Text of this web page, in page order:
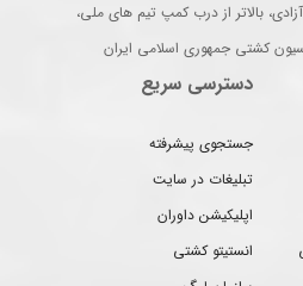
بالاتر از درب کمپ تیم های ملی،
کشتی جمهوری اسلامی ایران
دسترسی سریع
جستجوی پیشرفته
تبلیغات در سایت
اپلیکیشن داوران
انستیتو کشتی